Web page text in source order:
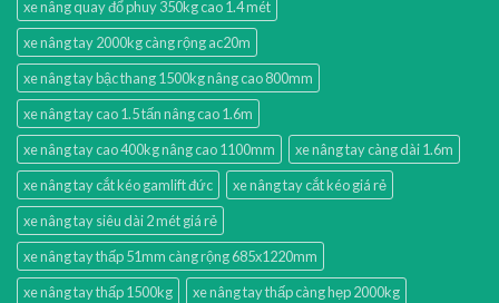
xe nâng quay đổ phuy 350kg cao 1.4 mét
xe nâng tay 2000kg càng rộng ac20m
xe nâng tay bậc thang 1500kg nâng cao 800mm
xe nâng tay cao 1.5 tấn nâng cao 1.6m
xe nâng tay cao 400kg nâng cao 1100mm
xe nâng tay càng dài 1.6m
xe nâng tay cắt kéo gamlift đức
xe nâng tay cắt kéo giá rẻ
xe nâng tay siêu dài 2 mét giá rẻ
xe nâng tay thấp 51mm càng rộng 685x1220mm
xe nâng tay thấp 1500kg
xe nâng tay thấp càng hẹp 2000kg